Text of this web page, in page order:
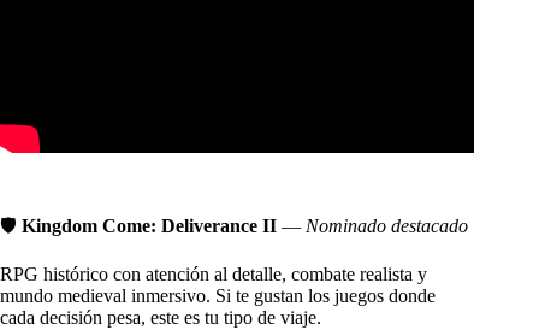
🛡️ Kingdom Come: Deliverance II — Nominado destacado
RPG histórico con atención al detalle, combate realista y
mundo medieval inmersivo. Si te gustan los juegos donde
cada decisión pesa, este es tu tipo de viaje.